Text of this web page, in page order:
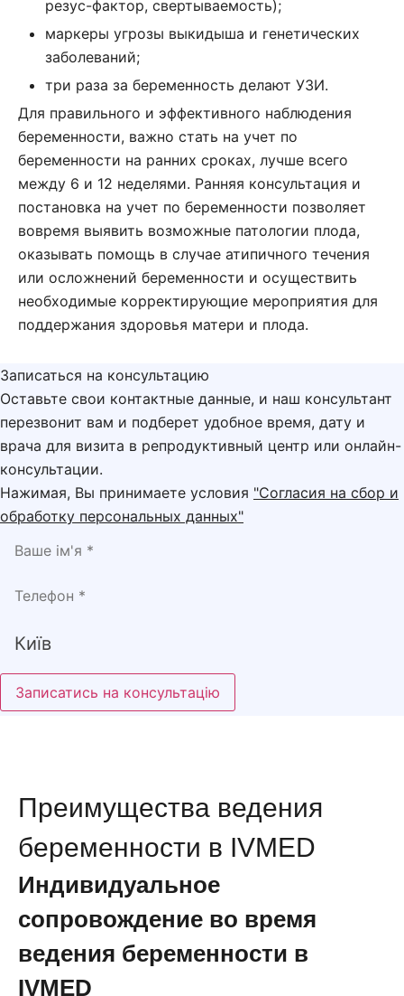
резус-фактор, свертываемость);
маркеры угрозы выкидыша и генетических
заболеваний;
три раза за беременность делают УЗИ.
Для правильного и эффективного наблюдения
беременности, важно стать на учет по
беременности на ранних сроках, лучше всего
между 6 и 12 неделями. Ранняя консультация и
постановка на учет по беременности позволяет
вовремя выявить возможные патологии плода,
оказывать помощь в случае атипичного течения
или осложнений беременности и осуществить
необходимые корректирующие мероприятия для
поддержания здоровья матери и плода.
Записаться на консультацию
Оставьте свои контактные данные, и наш консультант
перезвонит вам и подберет удобное время, дату и
врача для визита в репродуктивный центр или онлайн-
консультации.
Нажимая, Вы принимаете условия "Согласия на сбор и
обработку персональных данных"
Записатись на консультацію
Преимущества ведения
беременности в IVMED
Индивидуальное
сопровождение во время
ведения беременности в
IVMED